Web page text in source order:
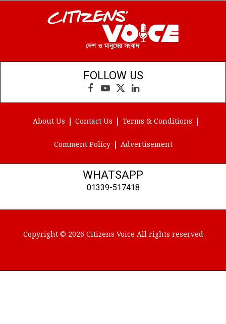
FOLLOW US
Facebook
YouTube
X
(Twitter)
LinkedIn
About Us Contact Us Terms & Conditions
Comment Policy Advertisement
WHATSAPP
01339-517418
Copyright © 2026 Citizens Voice All rights reserved